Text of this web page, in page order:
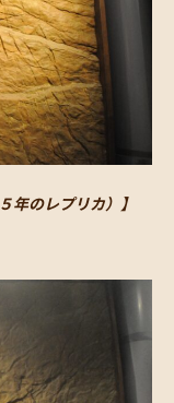
年のレプリカ）】